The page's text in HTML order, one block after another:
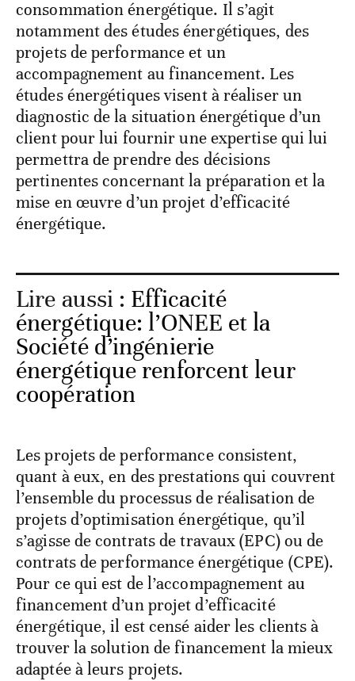
consommation énergétique. Il s’agit
notamment des études énergétiques, des
projets de performance et un
accompagnement au financement. Les
études énergétiques visent à réaliser un
diagnostic de la situation énergétique d’un
client pour lui fournir une expertise qui lui
permettra de prendre des décisions
pertinentes concernant la préparation et la
mise en œuvre d’un projet d’efficacité
énergétique.
Lire aussi : Efficacité
énergétique: l’ONEE et la
Société d’ingénierie
énergétique renforcent leur
coopération
Les projets de performance consistent,
quant à eux, en des prestations qui couvrent
l’ensemble du processus de réalisation de
projets d’optimisation énergétique, qu’il
s’agisse de contrats de travaux (EPC) ou de
contrats de performance énergétique (CPE).
Pour ce qui est de l’accompagnement au
financement d’un projet d’efficacité
énergétique, il est censé aider les clients à
trouver la solution de financement la mieux
adaptée à leurs projets.